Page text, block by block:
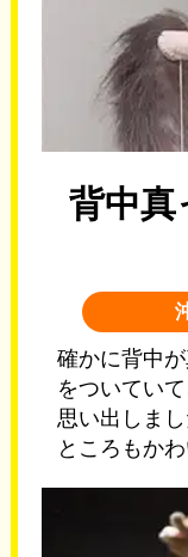
背中真
確かに背中
をついてい
思い出しま
ところもか